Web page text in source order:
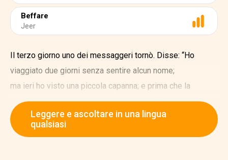
Beffare
Jeer
Il terzo giorno uno dei messaggeri tornò. Disse: “Ho
viaggiato due giorni senza sentire alcun nome;
ma ieri ho visto una piccola capanna; e prima che la
capanna si incendiò un piccolo nanetto ballava attorno a un
fuoco su una gamba. Cantava:
Leggere e ascoltare in una lingua
qualsiasi